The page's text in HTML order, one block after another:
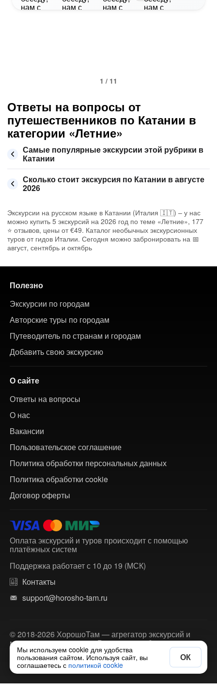
1 / 11
Ответы на вопросы от
путешественников по Катании в
категории «Летние»
Самые популярные экскурсии этой рубрики в
Катании
Сколько стоит экскурсия по Катании в августе
2026
Экскурсии на русском языке в Катании (Италия 🇮🇹) – у нас
можно купить 5 экскурсий на 2026 год по теме «Летние», 177
⭐ отзывов, цены от €49. Каталог необычных экскурсионных
туров от гидов Италии. Сегодня можно забронировать на 📅
август, сентябрь и октябрь
Полезно
Экскурсии по городам
Авторские туры по городам
Путеводитель по странам и городам
Добавить свою экскурсию
О сайте
Ответы на вопросы
О нас
Вакансии
Пользовательское соглашение
Политика обработки персональных данных
Политика обработки cookie
Договор оферты
Оплата экскурсий и туров происходит с помощью
платёжных систем
Поддержка работает с 10 до 19 (МСК)
Контакты
support@horosho-tam.ru
© 2018-2026 ХорошоТам — агрегатор экскурсий и
многодневных туров по России и зарубежью.
Мы используем cookie для удобства
пользования сайтом. Используя сайт, вы
соглашаетесь с политикой cookie
ОК